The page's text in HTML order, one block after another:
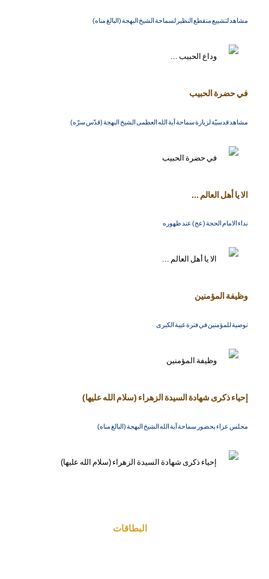
مشاهد لتشييع منقطع النظير لسماحة الشيخ البهجة (البالغ مناه)
في حضرة الحبيب
مشاهد قدسيّة لزيارة سماحة آية الله العظمى الشيخ البهجة (قدّس سرّه)
الا يا أهل العالم ...
نداء الامام الحجة (عج) عند ظهوره
وظيفة المؤمنين
توصية للمؤمنين في فترة غيبة الكبرى
إحياء ذكرى شهادة السيدة الزهراء (سلام الله عليها)
مجلس عزاء بحضور سماحة آية الله الشيخ البهجة (البالغ مناه)
البطاقات